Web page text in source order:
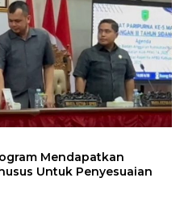
Mendapatkan
Untuk Penyesuaian